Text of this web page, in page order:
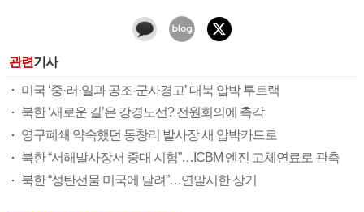
관련기사
미국 ‘중·러·일과 공조-군사경고’ 대북 압박 투트랙
북한 ‘새로운 길’은 강경노선? 전원회의에 촉각
영구폐쇄 약속했던 동창리 발사장 새 압박카드로
북한 “서해발사장서 중대 시험”…ICBM 엔진 고체연료로 관측
북한 “성탄선물 미국에 달려”…연말시한 상기